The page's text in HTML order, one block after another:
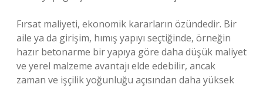
Fırsat maliyeti, ekonomik kararların özündedir. Bir
aile ya da girişim, hımış yapıyı seçtiğinde, örneğin
hazır betonarme bir yapıya göre daha düşük maliyet
ve yerel malzeme avantajı elde edebilir, ancak
zaman ve işçilik yoğunluğu açısından daha yüksek